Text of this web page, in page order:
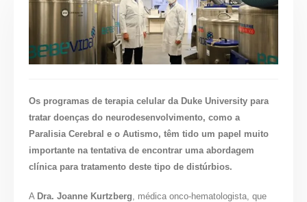
Os programas de terapia celular da Duke University para
tratar doenças do neurodesenvolvimento, como a
Paralisia Cerebral e o Autismo, têm tido um papel muito
importante na tentativa de encontrar uma abordagem
clínica para tratamento deste tipo de distúrbios.
A Dra. Joanne Kurtzberg , médica onco-hematologista, que